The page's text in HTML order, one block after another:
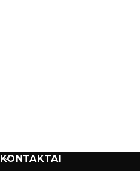
KONTAKTAI